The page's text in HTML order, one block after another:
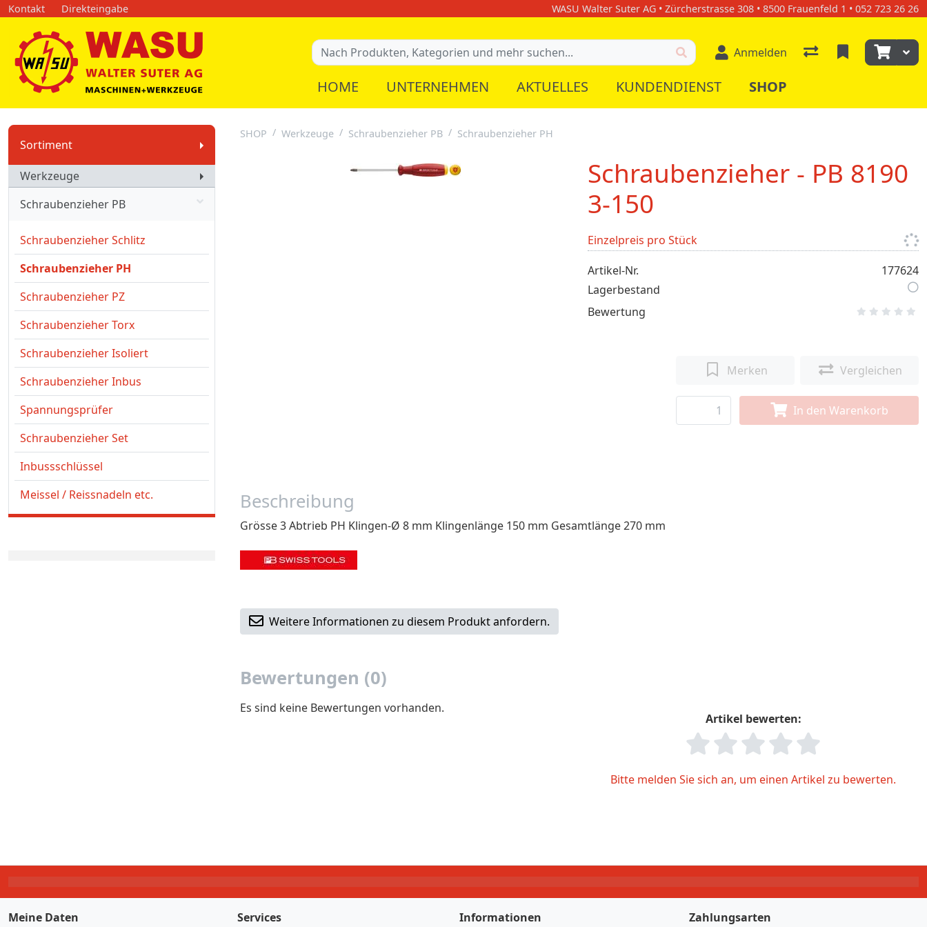
Kontakt Direkteingabe WASU Walter Suter AG • Zürcherstrasse 308 • 8500 Frauenfeld 1 • 052 723 26 26
Anmelden
HOME UNTERNEHMEN AKTUELLES KUNDENDIENST SHOP
Sortiment
Werkzeuge
Schraubenzieher PB
Schraubenzieher Schlitz
Schraubenzieher PH
Schraubenzieher PZ
Schraubenzieher Torx
Schraubenzieher Isoliert
Schraubenzieher Inbus
Spannungsprüfer
Schraubenzieher Set
Inbussschlüssel
Meissel / Reissnadeln etc.
SHOP Werkzeuge Schraubenzieher PB Schraubenzieher PH
Schraubenzieher - PB 8190
3-150
Einzelpreis pro Stück
Artikel-Nr.
177624
Lagerbestand
Bewertung
Merken Vergleichen
In den Warenkorb
Beschreibung
Grösse 3 Abtrieb PH Klingen-Ø 8 mm Klingenlänge 150 mm Gesamtlänge 270 mm
Weitere Informationen zu diesem Produkt anfordern.
Bewertungen (0)
Es sind keine Bewertungen vorhanden.
Artikel bewerten:
Bitte melden Sie sich an, um einen Artikel zu bewerten.
Meine Daten Services Informationen Zahlungsarten